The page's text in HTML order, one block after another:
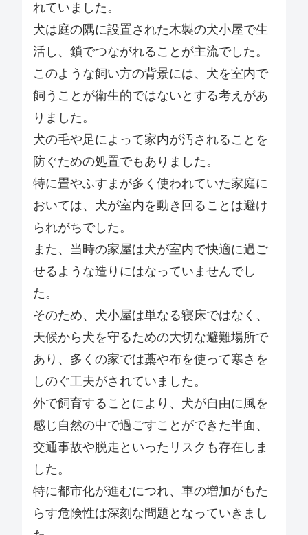
れていました。
犬は庭の隅に設置された木製の犬小屋で生
活し、鎖でつながれることが主流でした。
このような飼い方の背景には、犬を室内で
飼うことが衛生的ではないとする考えがあ
りました。
犬の毛や足によって家内が汚されることを
防ぐための処置でもありました。
特に畳やふすまが多く使われていた家庭に
おいては、犬が室内を動き回ることは避け
られがちでした。
また、当時の家屋は犬が室内で快適に過ご
せるような造りにはなっていませんでし
た。
そのため、犬小屋は単なる寝床ではなく、
天候から犬を守るための大切な避難場所で
あり、多くの家では藁や布を使って寒さを
しのぐ工夫がされていました。
外で飼育することにより、犬が自由に風を
感じ自然の中で過ごすことができた半面、
交通事故や脱走といったリスクも存在しま
した。
特に都市化が進むにつれ、車の増加がもた
らす危険性は深刻な問題となっていきまし